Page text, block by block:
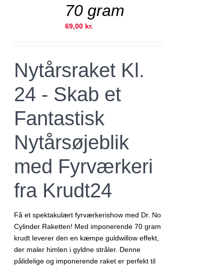
70 gram
69,00 kr.
Nytårsraket Kl.
24 - Skab et
Fantastisk
Nytårsøjeblik
med Fyrværkeri
fra Krudt24
Få et spektakulært fyrværkerishow med Dr. No
Cylinder Raketten! Med imponerende 70 gram
krudt leverer den en kæmpe guldwillow effekt,
der maler himlen i gyldne stråler. Denne
pålidelige og imponerende raket er perfekt til